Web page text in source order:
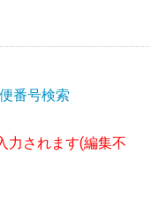
番号検索
力されます(編集不